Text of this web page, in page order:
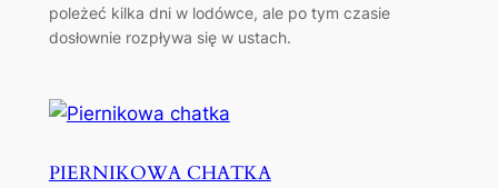
poleżeć kilka dni w lodówce, ale po tym czasie
dosłownie rozpływa się w ustach.
PIERNIKOWA CHATKA